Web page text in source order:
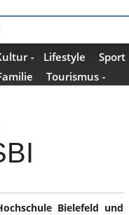
Lifestyle Sport
Tourismus
Bielefeld und